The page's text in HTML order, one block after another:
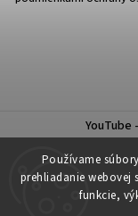
Používame
prehliadanie webovej
funkcie,
YouTube